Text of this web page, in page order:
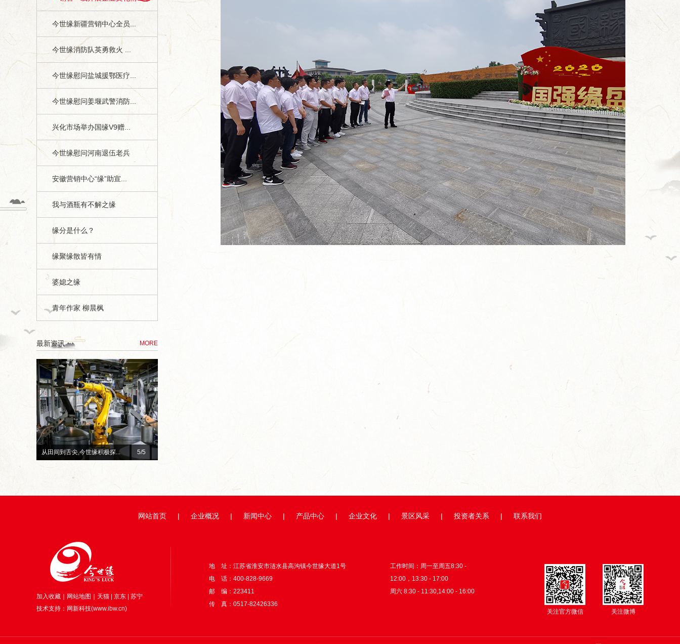
今世缘新疆营销中心全员...
今世缘消防队英勇救火 ...
今世缘慰问盐城援鄂医疗...
今世缘慰问姜堰武警消防...
兴化市场举办国缘V9赠...
今世缘慰问河南退伍老兵
安徽营销中心“缘”助宣...
我与酒瓶有不解之缘
缘分是什么？
缘聚缘散皆有情
婆媳之缘
青年作家 柳晨枫
最新资讯 MORE
1/5
总台×今世缘官宣！李宇春、...
网站首页 | 企业概况 | 新闻中心 | 产品中心 | 企业文化 | 景区风采 | 投资者关系 | 联系我们
加入收藏 网站地图 天猫 京东
苏宁
技术支持： 网新科技(www.ibw.cn)
地 址：江苏省淮安市涟水县高沟镇今世缘大道1号
工作时间：周一至周五8:30 -
12:00，13:30 - 17:00
周六 8:30 - 11:30,14:00 - 16:00
电 话：400-828-9669
邮 编：223411
传 真：0517-82426336
关注官方微信
关注微博